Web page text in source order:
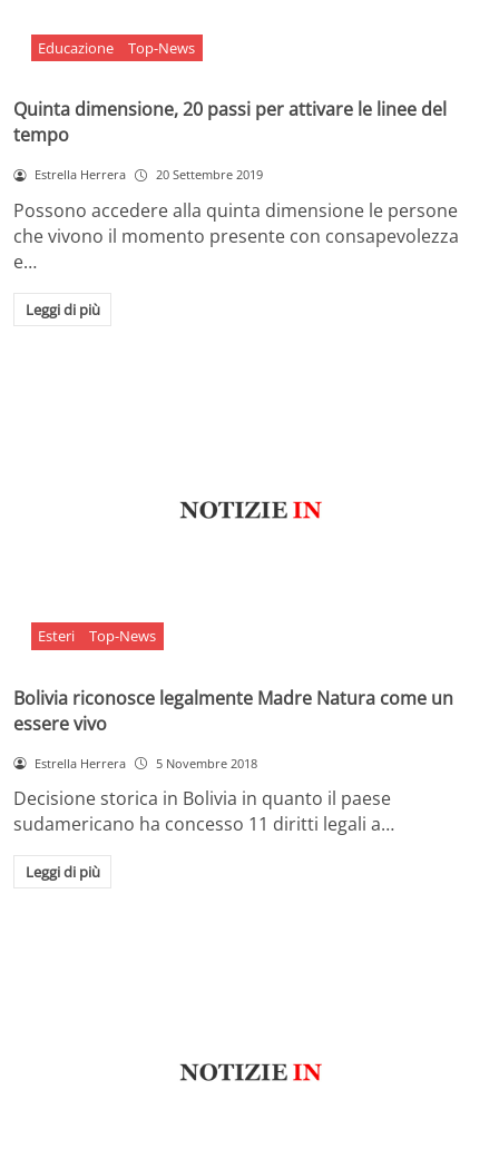
Educazione Top-News
Quinta dimensione, 20 passi per attivare le linee del
tempo
Estrella Herrera 20 Settembre 2019
Possono accedere alla quinta dimensione le persone
che vivono il momento presente con consapevolezza
e…
Leggi di più
Esteri Top-News
Bolivia riconosce legalmente Madre Natura come un
essere vivo
Estrella Herrera 5 Novembre 2018
Decisione storica in Bolivia in quanto il paese
sudamericano ha concesso 11 diritti legali a…
Leggi di più